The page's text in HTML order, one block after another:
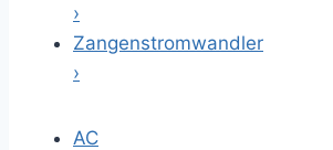
›
Zangenstromwandler
›
AC